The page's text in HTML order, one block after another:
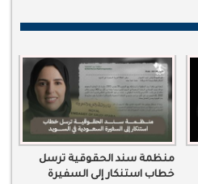
منظمة سند الحقوقية ترسل
خطاب استنكار إلى السفيرة